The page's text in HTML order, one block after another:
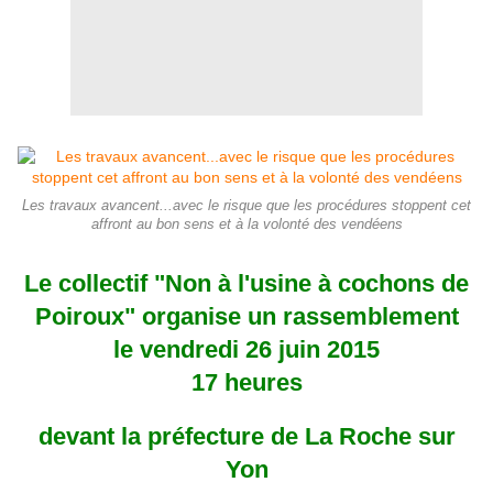
Les travaux avancent...avec le risque que les procédures stoppent cet
affront au bon sens et à la volonté des vendéens
Le collectif "Non à l'usine à cochons de
Poiroux" organise un rassemblement
le vendredi 26 juin 2015
17 heures
devant la préfecture de La Roche sur
Yon